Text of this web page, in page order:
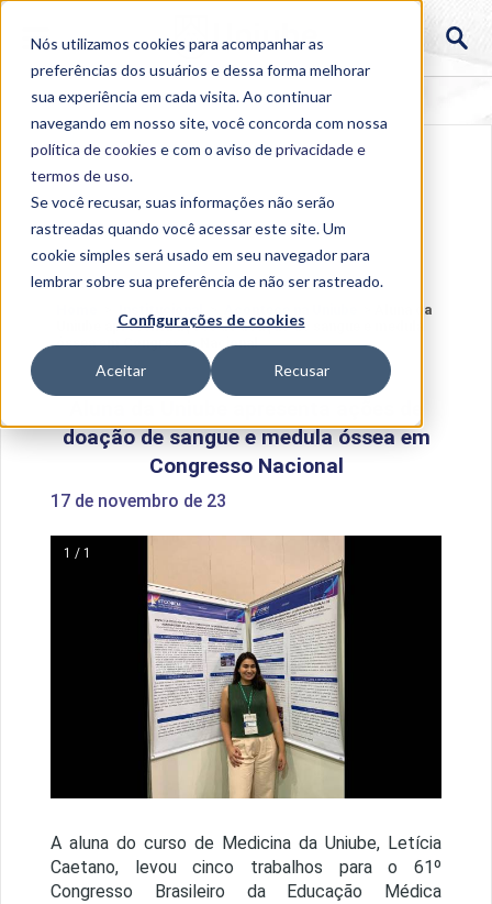
Nós utilizamos cookies para acompanhar as
preferências dos usuários e dessa forma melhorar
sua experiência em cada visita. Ao continuar
navegando em nosso site, você concorda com nossa
política de cookies e com o aviso deprivacidade e
termos de uso.
Se você recusar, suas informações não serão
rastreadas quando você acessar este site. Um
cookie simples será usado em seu navegador para
lembrar sobre sua preferência de não ser rastreado.
Configurações de cookies
Aceitar Recusar
Aluna da
Uniube apresenta ações de doação de sangue e medula
óssea em Congresso Nacional
doação de sangue e medula óssea em
Congresso Nacional
17 de novembro de 23
1 / 1
A aluna do curso de Medicina da Uniube, Letícia
Caetano, levou cinco trabalhos para o 61º
Congresso Brasileiro da Educação Médica